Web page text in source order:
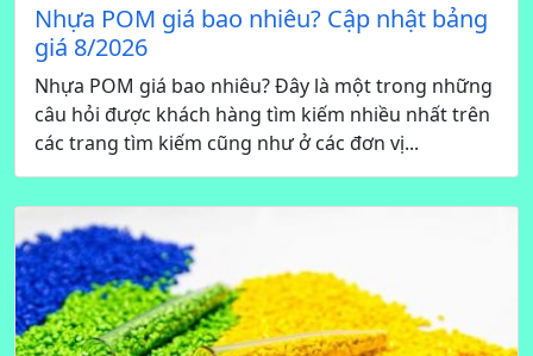
Nhựa POM giá bao nhiêu? Cập nhật bảng
giá 8/2026
Nhựa POM giá bao nhiêu? Đây là một trong những
câu hỏi được khách hàng tìm kiếm nhiều nhất trên
các trang tìm kiếm cũng như ở các đơn vị...